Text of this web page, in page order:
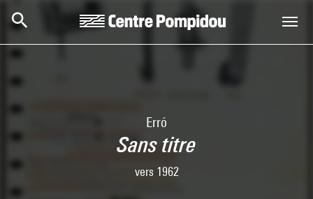
Centre Pompidou
Erró
Sans titre
vers 1962